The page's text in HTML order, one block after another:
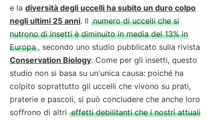
e la diversità degli uccelli ha subito un duro colpo
negli ultimi 25 anni. Il numero di uccelli che si
nutrono di insetti è diminuito in media del 13% in
Europa , secondo uno studio pubblicato sulla rivista
Conservation Biology. Come per gli insetti, questo
studio non si basa su un'unica causa: poiché ha
colpito soprattutto gli uccelli che vivono su prati,
praterie e pascoli, si può concludere che anche loro
soffrono di altri effetti debilitanti che i nostri attuali